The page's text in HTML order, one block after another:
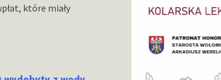
które miały